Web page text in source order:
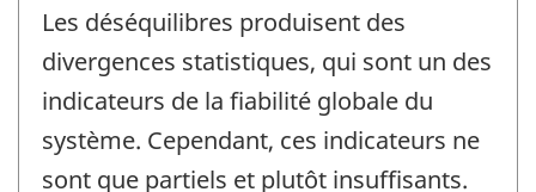
Les déséquilibres produisent des
divergences statistiques, qui sont un des
indicateurs de la fiabilité globale du
système. Cependant, ces indicateurs ne
sont que partiels et plutôt insuffisants.